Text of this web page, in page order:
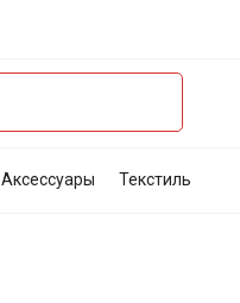
Аксессуары Текстиль